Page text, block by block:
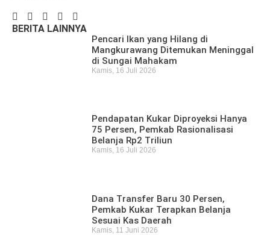
BERITA LAINNYA
Pencari Ikan yang Hilang di
Mangkurawang Ditemukan Meninggal
di Sungai Mahakam
Kamis, 16 Juli 2026
Pendapatan Kukar Diproyeksi Hanya
75 Persen, Pemkab Rasionalisasi
Belanja Rp2 Triliun
Kamis, 16 Juli 2026
Dana Transfer Baru 30 Persen,
Pemkab Kukar Terapkan Belanja
Sesuai Kas Daerah
Kamis, 11 Juni 2026